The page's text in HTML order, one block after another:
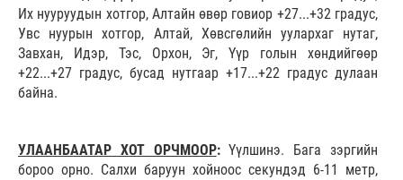
Их нууруудын хотгор, Алтайн өвөр говиор +27...+32 градус,
Увс нуурын хотгор, Алтай, Хөвсгөлийн уулархаг нутаг,
Завхан, Идэр, Тэс, Орхон, Эг, Үүр голын хөндийгөөр
+22...+27 градус, бусад нутгаар +17...+22 градус дулаан
байна.
УЛААНБААТАР ХОТ ОРЧМООР:Үүлшинэ. Бага зэргийн
бороо орно. Салхи баруун хойноос секундэд 6-11 метр,